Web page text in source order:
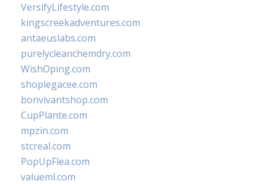
VersifyLifestyle.com
kingscreekadventures.com
antaeuslabs.com
purelycleanchemdry.com
WishOping.com
shoplegacee.com
bonvivantshop.com
CupPlante.com
mpzin.com
stcreal.com
PopUpFlea.com
valueml.com